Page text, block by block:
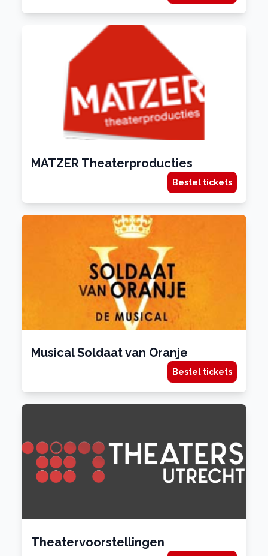
MATZER Theaterproducties
Bestel tickets
Musical Soldaat van Oranje
Bestel tickets
Theatervoorstellingen